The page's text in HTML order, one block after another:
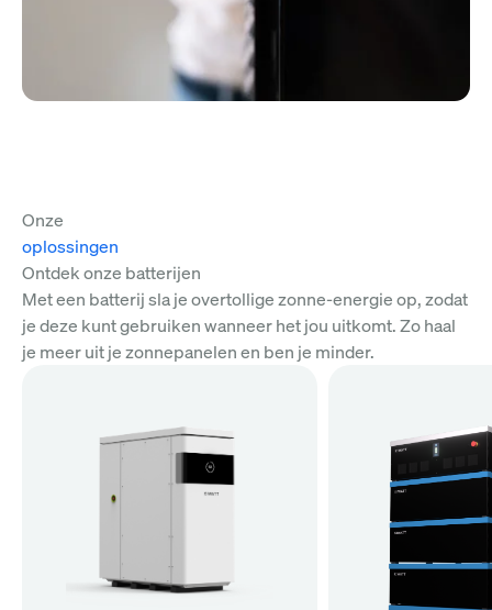
Onze
oplossingen
Ontdek onze batterijen
Met een batterij sla je overtollige zonne-energie op, zodat
je deze kunt gebruiken wanneer het jou uitkomt. Zo haal
je meer uit je zonnepanelen en ben je minder.